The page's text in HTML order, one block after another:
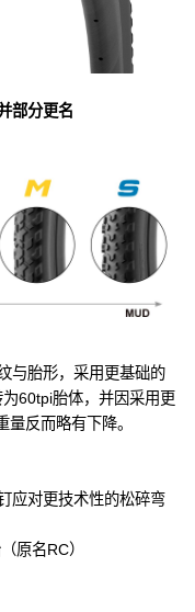
部分更名
与胎形，采用更基础的
60tpi胎体，并因采用更
反而略有下降。
应对更技术性的松碎弯
原名RC）